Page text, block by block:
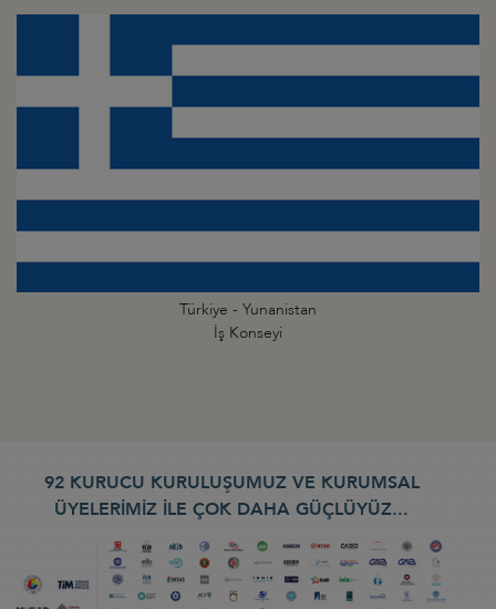
Türkiye - Yunanistan
İş Konseyi
92 KURUCU KURULUŞUMUZ VE KURUMSAL
ÜYELERİMİZ İLE ÇOK DAHA GÜÇLÜYÜZ...